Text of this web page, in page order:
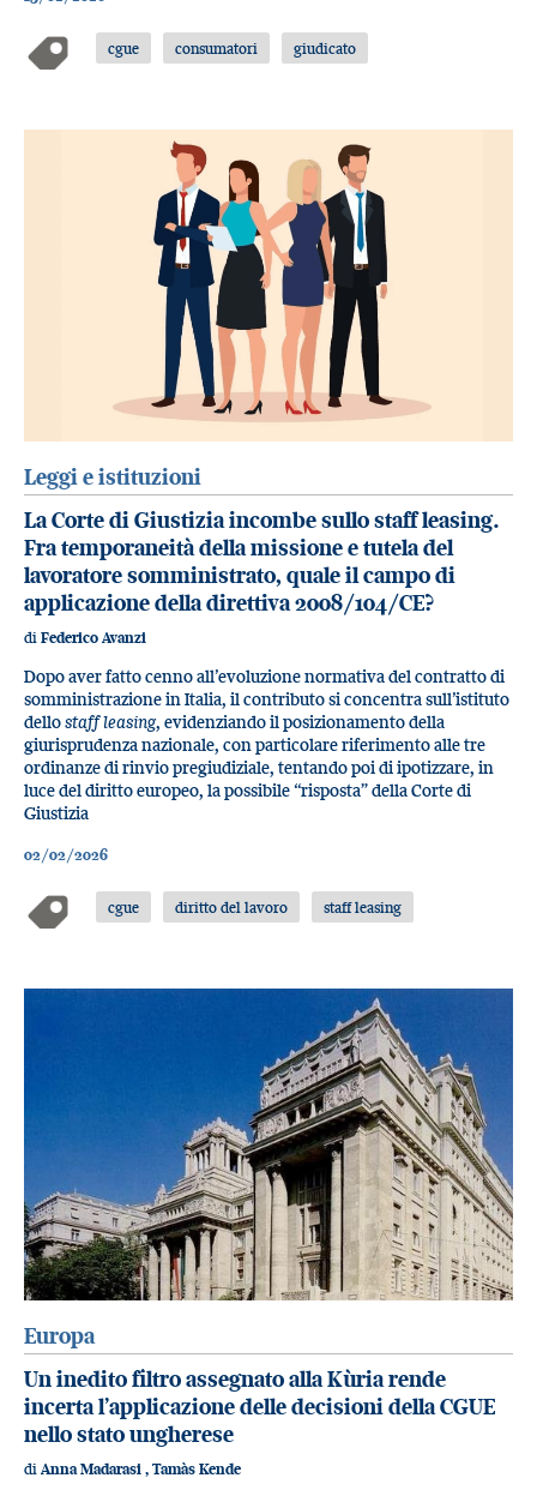
cgue consumatori giudicato
Leggi e istituzioni
La Corte di Giustizia incombe sullo staff leasing.
Fra temporaneità della missione e tutela del
lavoratore somministrato, quale il campo di
applicazione della direttiva 2008/104/CE?
di Federico Avanzi
Dopo aver fatto cenno all’evoluzione normativa del contratto di
somministrazione in Italia, il contributo si concentra sull’istituto
dellostaff leasing, evidenziando il posizionamento della
giurisprudenza nazionale, con particolare riferimento alle tre
ordinanze di rinvio pregiudiziale, tentando poi di ipotizzare, in
luce del diritto europeo, la possibile “risposta” della Corte di
Giustizia
02/02/2026
cgue diritto del lavoro staff leasing
Europa
Un inedito filtro assegnato alla Kùria rende
incerta l’applicazione delle decisioni della CGUE
nello stato ungherese
di Anna Madarasi , Tamàs Kende